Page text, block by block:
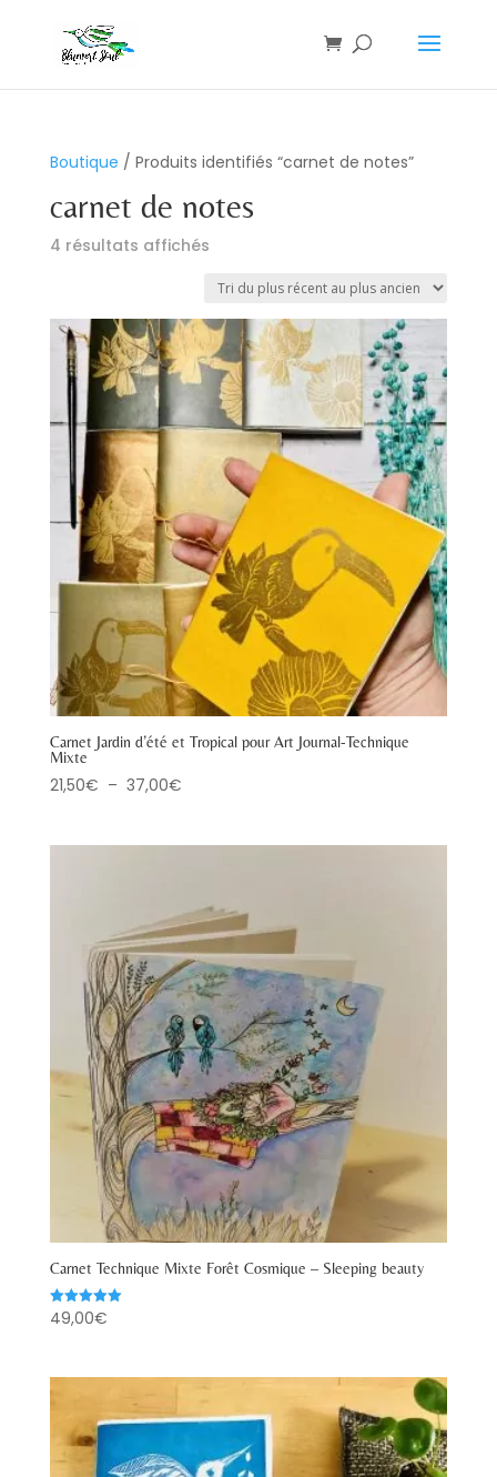
Boutique / Produits identifiés “carnet de notes”
carnet de notes
4 résultats affichésTrié
plus
récent
au
plus
ancien
Carnet Jardin d’été et Tropical pour Art Journal-Technique
Mixte
21,50€ – 37,00€Plage
37,00€
Carnet Technique Mixte Forêt Cosmique – Sleeping beauty
Note
5.00
49,00€